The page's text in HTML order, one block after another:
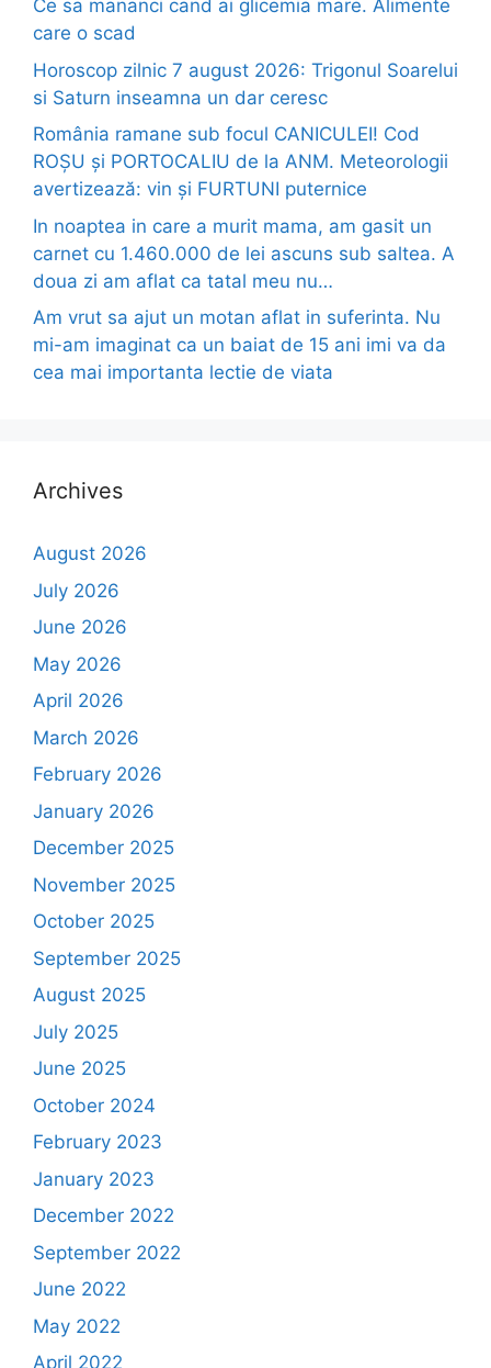
Ce sa mananci cand ai glicemia mare. Alimente
care o scad
Horoscop zilnic 7 august 2026: Trigonul Soarelui
si Saturn inseamna un dar ceresc
România ramane sub focul CANICULEI! Cod
ROȘU și PORTOCALIU de la ANM. Meteorologii
avertizează: vin și FURTUNI puternice
In noaptea in care a murit mama, am gasit un
carnet cu 1.460.000 de lei ascuns sub saltea. A
doua zi am aflat ca tatal meu nu…
Am vrut sa ajut un motan aflat in suferinta. Nu
mi-am imaginat ca un baiat de 15 ani imi va da
cea mai importanta lectie de viata
Archives
August 2026
July 2026
June 2026
May 2026
April 2026
March 2026
February 2026
January 2026
December 2025
November 2025
October 2025
September 2025
August 2025
July 2025
June 2025
October 2024
February 2023
January 2023
December 2022
September 2022
June 2022
May 2022
April 2022